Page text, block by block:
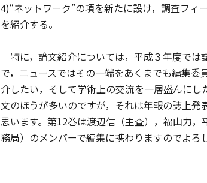
4)“ネットワーク”の項を新たに設け，調査フ
を紹介する。
特に，論文紹介については，平成３年度では
で，ニュースではその一端をあくまでも編集
介したい，そして学術上の交流を一層盛んに
文のほうが多いのですが，それは年報の誌上
思います。第12巻は渡辺信（主査），福山力
務局）のメンバーで編集に携わりますのでよろ